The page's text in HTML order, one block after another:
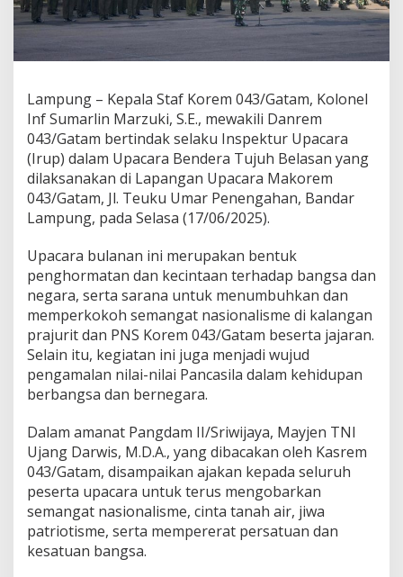
m
3
G
a
t
a
m
B
a
c
a
a
n
A
m
a
n
a
P
a
g
a
m
I
I
/
Lampung – Kepala Staf Korem 043/Gatam, Kolonel
Inf Sumarlin Marzuki, S.E., mewakili Danrem
043/Gatam bertindak selaku Inspektur Upacara
(Irup) dalam Upacara Bendera Tujuh Belasan yang
dilaksanakan di Lapangan Upacara Makorem
043/Gatam, Jl. Teuku Umar Penengahan, Bandar
Lampung, pada Selasa (17/06/2025).
Upacara bulanan ini merupakan bentuk
penghormatan dan kecintaan terhadap bangsa dan
negara, serta sarana untuk menumbuhkan dan
memperkokoh semangat nasionalisme di kalangan
prajurit dan PNS Korem 043/Gatam beserta jajaran.
Selain itu, kegiatan ini juga menjadi wujud
pengamalan nilai-nilai Pancasila dalam kehidupan
berbangsa dan bernegara.
Dalam amanat Pangdam II/Sriwijaya, Mayjen TNI
Ujang Darwis, M.D.A., yang dibacakan oleh Kasrem
043/Gatam, disampaikan ajakan kepada seluruh
peserta upacara untuk terus mengobarkan
semangat nasionalisme, cinta tanah air, jiwa
patriotisme, serta mempererat persatuan dan
kesatuan bangsa.